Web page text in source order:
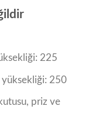
225
yüksekliği: 250
priz ve